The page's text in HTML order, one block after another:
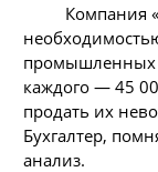
Компания
промышленных
каждого — 45
продать их
Бухгалтер,
анализ.